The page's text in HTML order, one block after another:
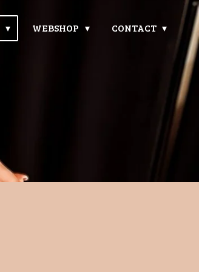
WEBSHOP CONTACT